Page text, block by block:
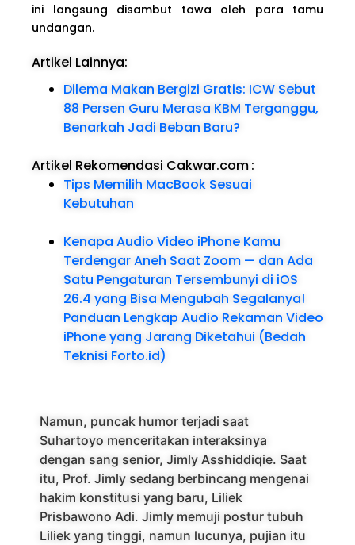
ini langsung disambut tawa oleh para tamu
undangan.
Artikel Lainnya:
Dilema Makan Bergizi Gratis: ICW Sebut
88 Persen Guru Merasa KBM Terganggu,
Benarkah Jadi Beban Baru?
Artikel Rekomendasi Cakwar.com:
Tips Memilih MacBook Sesuai
Kebutuhan
Kenapa Audio Video iPhone Kamu
Terdengar Aneh Saat Zoom — dan Ada
Satu Pengaturan Tersembunyi di iOS
26.4 yang Bisa Mengubah Segalanya!
Panduan Lengkap Audio Rekaman Video
iPhone yang Jarang Diketahui (Bedah
Teknisi Forto.id)
Namun, puncak humor terjadi saat
Suhartoyo menceritakan interaksinya
dengan sang senior, Jimly Asshiddiqie. Saat
itu, Prof. Jimly sedang berbincang mengenai
hakim konstitusi yang baru, Liliek
Prisbawono Adi. Jimly memuji postur tubuh
Liliek yang tinggi, namun lucunya, pujian itu